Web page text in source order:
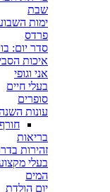
שבת
ימות
פרדס
סדר יום:
איכות
אני וגופי
בעלי חיים
סופרים
עונות
חורף
בריאות
זהירות
בעלי
המים
יום הולדת